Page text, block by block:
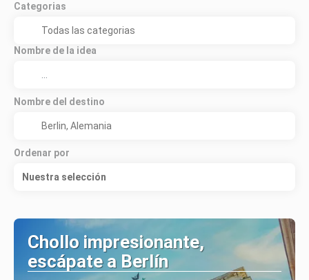
Categorias
Nombre de la idea
Nombre del destino
Ordenar por
Nuestra selección
Chollo impresionante,
escápate a Berlín